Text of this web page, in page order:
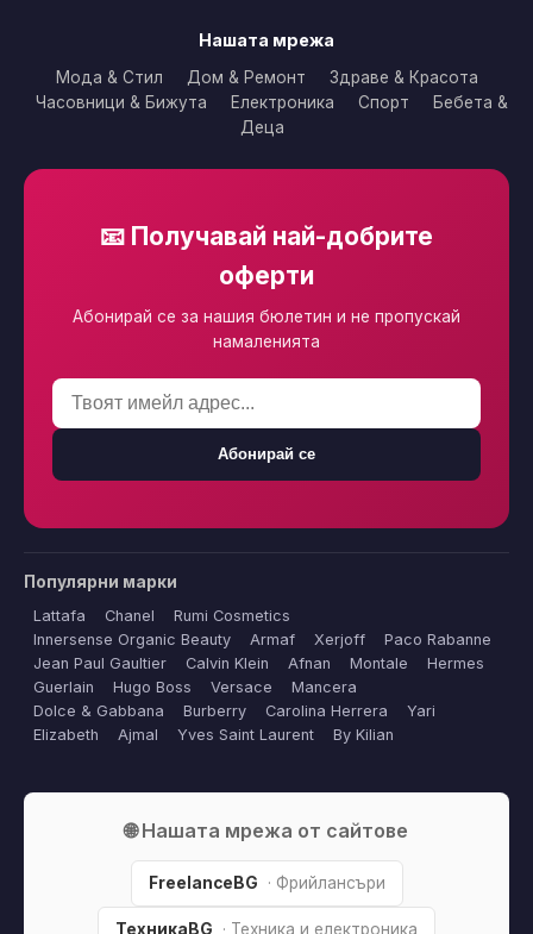
Нашата мрежа
Мода & Стил Дом & Ремонт
Здраве & Красота
Часовници & Бижута
Електроника Спорт
Бебета &
Деца
📧 Получавай най-добрите
оферти
Абонирай се за нашия бюлетин и не пропускай
намаленията
Абонирай се
Популярни марки
Lattafa Chanel
Rumi Cosmetics
Innersense Organic Beauty
Armaf Xerjoff
Paco Rabanne
Jean Paul Gaultier
Calvin Klein Afnan Montale
Hermes
Guerlain
Hugo Boss Versace
Mancera
Dolce & Gabbana
Burberry Carolina Herrera
Yari
Elizabeth
Ajmal Yves Saint Laurent By Kilian
🌐 Нашата мрежа от сайтове
FreelanceBG · Фрийлансъри
ТехникаBG · Техника и електроника